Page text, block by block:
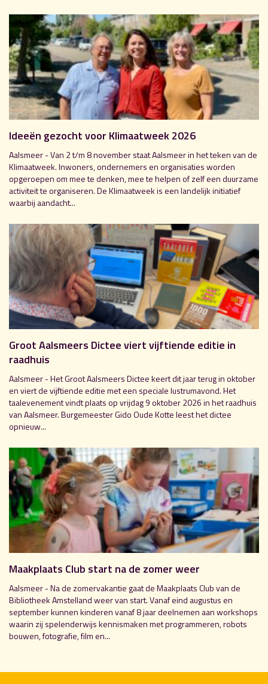
Ideeën gezocht voor Klimaatweek 2026
Aalsmeer - Van 2 t/m 8 november staat Aalsmeer in het teken van de
Klimaatweek. Inwoners, ondernemers en organisaties worden
opgeroepen om mee te denken, mee te helpen of zelf een duurzame
activiteit te organiseren. De Klimaatweek is een landelijk initiatief
waarbij aandacht...
Groot Aalsmeers Dictee viert vijftiende editie in
raadhuis
Aalsmeer - Het Groot Aalsmeers Dictee keert dit jaar terug in oktober
en viert de vijftiende editie met een speciale lustrumavond. Het
taalevenement vindt plaats op vrijdag 9 oktober 2026 in het raadhuis
van Aalsmeer. Burgemeester Gido Oude Kotte leest het dictee
opnieuw...
Maakplaats Club start na de zomer weer
Aalsmeer - Na de zomervakantie gaat de Maakplaats Club van de
Bibliotheek Amstelland weer van start. Vanaf eind augustus en
september kunnen kinderen vanaf 8 jaar deelnemen aan workshops
waarin zij spelenderwijs kennismaken met programmeren, robots
bouwen, fotografie, film en...